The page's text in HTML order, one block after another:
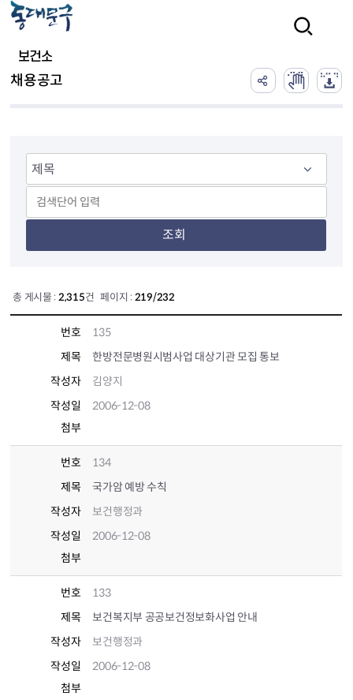
보건소
채용공고
조회
총 게시물 : 2,315건 페이지 : 219/232
번호
135
제목
한방전문병원시범사업 대상기관 모집 통보
작성자
김양지
작성일
2006-12-08
첨부
번호
134
제목
국가암 예방 수칙
작성자
보건행정과
작성일
2006-12-08
첨부
번호
133
제목
보건복지부 공공보건정보화사업 안내
작성자
보건행정과
작성일
2006-12-08
첨부